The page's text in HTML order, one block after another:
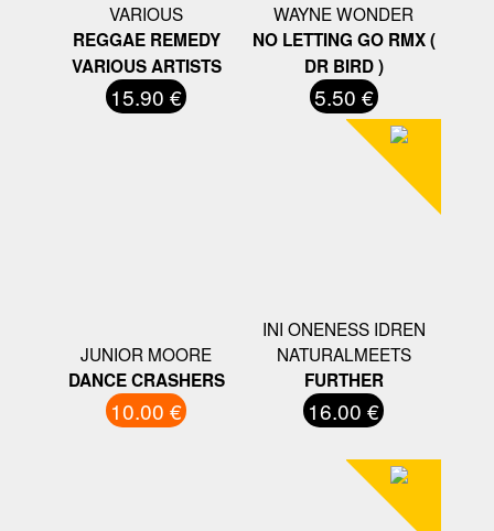
VARIOUS
REGGAE REMEDY
VARIOUS ARTISTS
15.90 €
WAYNE WONDER
NO LETTING GO RMX (
DR BIRD )
5.50 €
JUNIOR MOORE
DANCE CRASHERS
10.00 €
INI ONENESS IDREN
NATURALMEETS
FURTHER
16.00 €